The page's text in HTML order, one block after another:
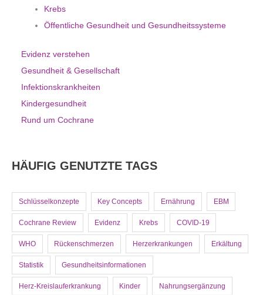
Krebs
Öffentliche Gesundheit und Gesundheitssysteme
Evidenz verstehen
Gesundheit & Gesellschaft
Infektionskrankheiten
Kindergesundheit
Rund um Cochrane
HÄUFIG GENUTZTE TAGS
Schlüsselkonzepte Key Concepts Ernährung EBM
Cochrane Review Evidenz Krebs COVID-19
WHO Rückenschmerzen Herzerkrankungen Erkältung
Statistik Gesundheitsinformationen
Herz-Kreislauferkrankung Kinder Nahrungsergänzung